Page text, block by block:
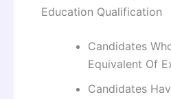
Education Qualification
Candidates
Equivalent Of
Candidates